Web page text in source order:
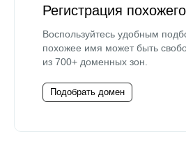
Регистрация
Воспользуйтесь удобным
похожее имя может быть
из 700+ доменных зон.
Подобрать домен